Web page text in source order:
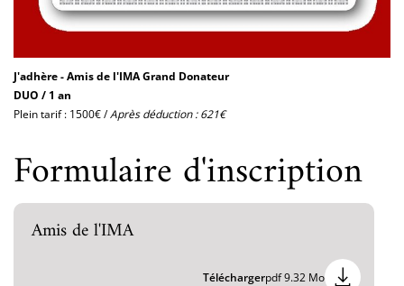
J'adhère - Amis de l'IMA Grand Donateur
DUO / 1 an
Plein tarif : 1500€ /Après déduction : 621€
Formulaire d'inscription
Amis de l'IMA
Téléchargerpdf 9.32 Mo